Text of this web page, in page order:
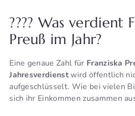
???? Was verdient
Preuß im Jahr?
Eine genaue Zahl für Franziska
Jahresverdienstwird öffentlich
aufgeschlüsselt. Wie bei vielen
sich ihr Einkommen zusammen